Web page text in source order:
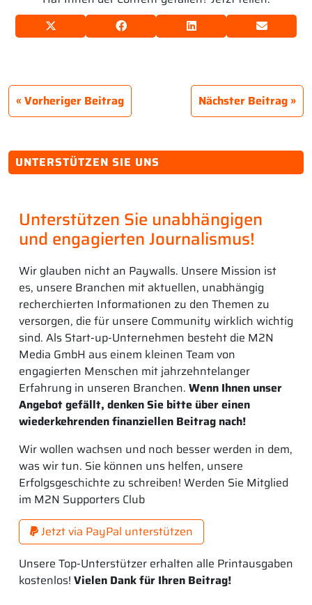
Vorheriger Beitrag Nächster Beitrag
UNTERSTÜTZEN SIE UNS
Unterstützen Sie unabhängigen
und engagierten Journalismus!
Wir glauben nicht an Paywalls. Unsere Mission ist
es, unsere Branchen mit aktuellen, unabhängig
recherchierten Informationen zu den Themen zu
versorgen, die für unsere Community wirklich wichtig
sind. Als Start-up-Unternehmen besteht die M2N
Media GmbH aus einem kleinen Team von
engagierten Menschen mit jahrzehntelanger
Erfahrung in unseren Branchen. Wenn Ihnen unser
Angebot gefällt, denken Sie bitte über einen
wiederkehrenden finanziellen Beitrag nach!
Wir wollen wachsen und noch besser werden in dem,
was wir tun. Sie können uns helfen, unsere
Erfolgsgeschichte zu schreiben! Werden Sie Mitglied
im M2N Supporters Club
Jetzt via PayPal unterstützen
Unsere Top-Unterstützer erhalten alle Printausgaben
kostenlos! Vielen Dank für Ihren Beitrag!